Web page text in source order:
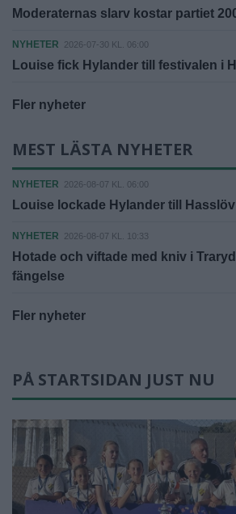
Moderaternas slarv kostar partiet
NYHETER 2026-07-30 KL. 06:00
Louise fick Hylander till festivalen i
Fler nyheter
MEST LÄSTA NYHETER
NYHETER 2026-08-07 KL. 06:00
Louise lockade Hylander till
NYHETER 2026-08-07 KL. 10:33
Hotade och viftade med kniv i Traryd
fängelse
Fler nyheter
PÅ STARTSIDAN JUST NU